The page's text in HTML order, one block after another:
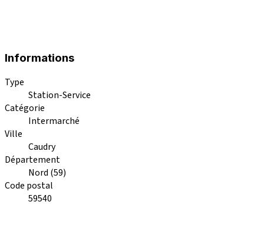
Informations
Type
Station-Service
Catégorie
Intermarché
Ville
Caudry
Département
Nord (59)
Code postal
59540